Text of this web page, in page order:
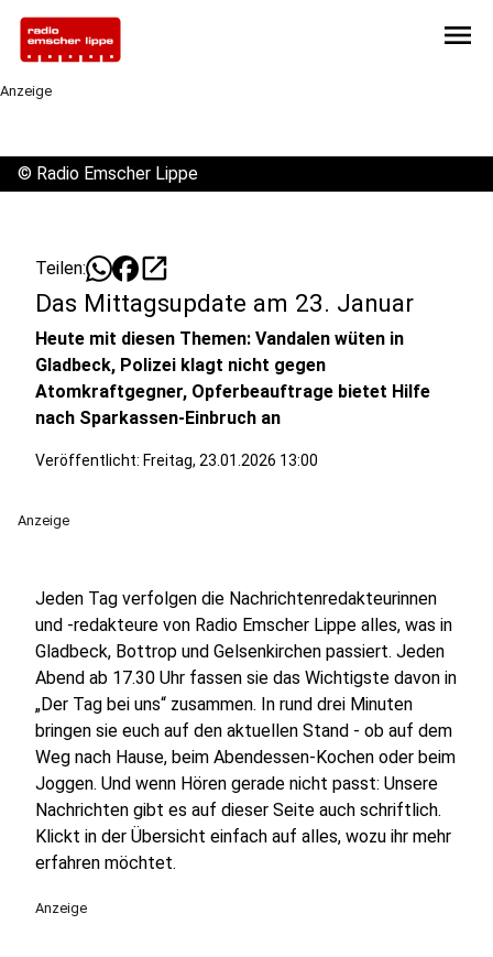
menu
Anzeige
© Radio Emscher Lippe
Teilen: open_in_new
Das Mittagsupdate am 23. Januar
Heute mit diesen Themen: Vandalen wüten in
Gladbeck, Polizei klagt nicht gegen
Atomkraftgegner, Opferbeauftrage bietet Hilfe
nach Sparkassen-Einbruch an
Veröffentlicht: Freitag, 23.01.2026 13:00
Anzeige
Jeden Tag verfolgen die Nachrichtenredakteurinnen
und -redakteure von Radio Emscher Lippe alles, was in
Gladbeck, Bottrop und Gelsenkirchen passiert. Jeden
Abend ab 17.30 Uhr fassen sie das Wichtigste davon in
„Der Tag bei uns“ zusammen. In rund drei Minuten
bringen sie euch auf den aktuellen Stand - ob auf dem
Weg nach Hause, beim Abendessen-Kochen oder beim
Joggen. Und wenn Hören gerade nicht passt: Unsere
Nachrichten gibt es auf dieser Seite auch schriftlich.
Klickt in der Übersicht einfach auf alles, wozu ihr mehr
erfahren möchtet.
Anzeige